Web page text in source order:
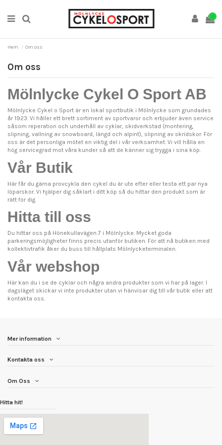
0
Hem Om oss
Om oss
Mölnlycke Cykel O Sport AB
Mölnlycke Cykel o Sport är en lokal sportbutik i Mölnlycke som grundades
år 1923. Vi håller ett brett sortiment av sportvaror och erbjuder även service
såsom reperation och underhåll av cyklar, skidverkstad (montering,
slipning, vallning av snowboard, längd och alpint), slipning av skridskor. För
oss är det personliga mötet en viktig del i vår verksamhet. Vi vill hålla en
hög servicegrad mot våra kunder så att de känner sig trygga i sina köp.
Vår Butik
Här får du gärna provcykla den cykel du är ute efter eller testa ett par nya
löparskor. Vi hjälper dig såklart i ditt köp så du hittar den produkt som är
rätt för dig.
Hitta till oss
Du hittar oss på Hönekullavägen 7 i Mölnlycke. Mycket goda
parkeringsmöjligheter finns precis utanför butiken. För att nå butiken med
kollektivtrafik åker du buss till hållplats Mölnlycketerminalen.
Vår webshop
Här kan du i se de cyklar och några andra produkter som vi har på lager. I
dagsläget skickar vi inte produkter utan vi hänvisar dig till vår butik eller att
kontakta oss.
Mer information
Kontakta oss
Om Oss
Hitta hit!